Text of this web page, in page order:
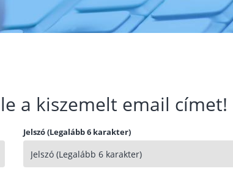
a kiszemelt email címet!
Jelszó (Legalább 6 karakter)